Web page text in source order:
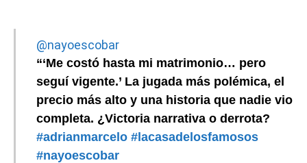
@nayoescobar
“‘Me costó hasta mi matrimonio… pero
seguí vigente.’ La jugada más polémica, el
precio más alto y una historia que nadie vio
completa. ¿Victoria narrativa o derrota?
#adrianmarcelo #lacasadelosfamosos
#nayoescobar